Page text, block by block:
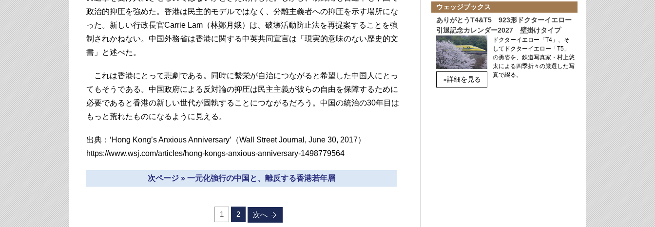
政治的抑圧を強めた。香港は民主的モデルではなく、分離主義者への抑圧を示す場所にな
った。新しい行政長官Carrie Lam（林鄭月娥）は、破壊活動防止法を再提案することを強
制されかねない。中国外務省は香港に関する中英共同宣言は「現実的意味のない歴史的文
書」と述べた。
これは香港にとって悲劇である。同時に繫栄が自治につながると希望した中国人にとっ
てもそうである。中国政府による反対論の抑圧は民主主義が彼らの自由を保障するために
必要であると香港の新しい世代が固執することにつながるだろう。中国の統治の30年目は
もっと荒れたものになるように見える。
出典：‘Hong Kong’s Anxious Anniversary’（Wall Street Journal, June 30, 2017）
https://www.wsj.com/articles/hong-kongs-anxious-anniversary-1498779564
次ページ » 一元化強行の中国と、離反する香港若年層
1 2 次へ
ウェッジブックス
ありがとうT4&T5 923形ドクターイエロー
引退記念カレンダー2027 壁掛けタイプ
»詳細を見る
ドクターイエロー「T4」、そ
してドクターイエロー「T5」
の勇姿を、鉄道写真家・村上悠
太による四季折々の厳選した写
真で綴る。